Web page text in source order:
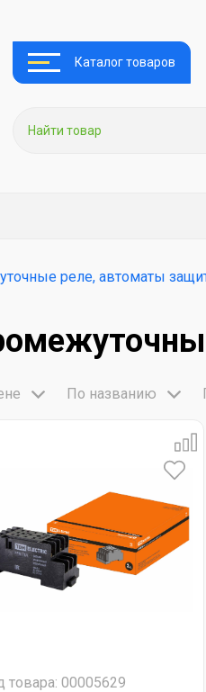
Каталог товаров
реле, автоматы
По названию
товара: 00005629